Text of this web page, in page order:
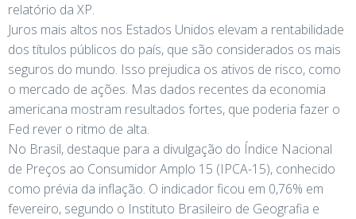
relatório da XP.
Juros mais altos nos Estados Unidos elevam a rentabilidade
dos títulos públicos do país, que são considerados os mais
seguros do mundo. Isso prejudica os ativos de risco, como
o mercado de ações. Mas dados recentes da economia
americana mostram resultados fortes, que poderia fazer o
Fed rever o ritmo de alta.
No Brasil, destaque para a divulgação do Índice Nacional
de Preços ao Consumidor Amplo 15 (IPCA-15), conhecido
como prévia da inflação. O indicador ficou em 0,76% em
fevereiro, segundo o Instituto Brasileiro de Geografia e